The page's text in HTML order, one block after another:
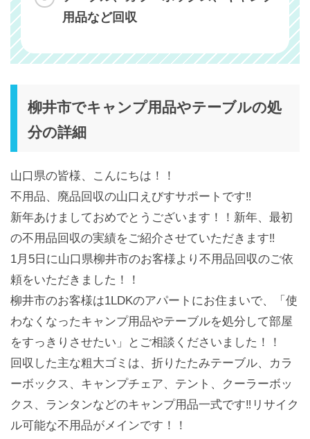
用品など回収
柳井市でキャンプ用品やテーブルの処
分の詳細
山口県の皆様、こんにちは！！
不用品、廃品回収の山口えびすサポートです‼️
新年あけましておめでとうございます！！新年、最初
の不用品回収の実績をご紹介させていただきます‼️
1月5日に山口県柳井市のお客様より不用品回収のご依
頼をいただきました！！
柳井市のお客様は1LDKのアパートにお住まいで、「使
わなくなったキャンプ用品やテーブルを処分して部屋
をすっきりさせたい」とご相談くださいました！！
回収した主な粗大ゴミは、折りたたみテーブル、カラ
ーボックス、キャンプチェア、テント、クーラーボッ
クス、ランタンなどのキャンプ用品一式です‼️リサイク
ル可能な不用品がメインです！！